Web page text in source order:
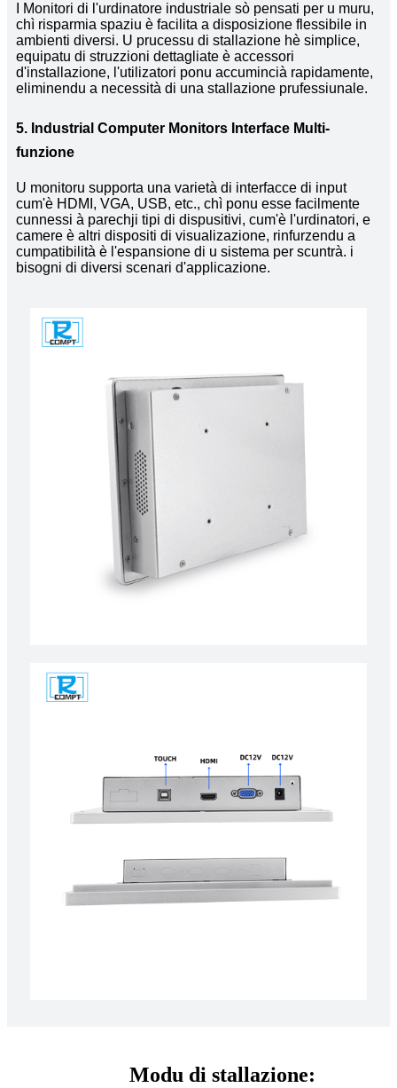
I Monitori di l'urdinatore industriale sò pensati per u muru,
chì risparmia spaziu è facilita a disposizione flessibile in
ambienti diversi. U prucessu di stallazione hè simplice,
equipatu di struzzioni dettagliate è accessori
d'installazione, l'utilizatori ponu accumincià rapidamente,
eliminendu a necessità di una stallazione prufessiunale.
5. Industrial Computer Monitors Interface Multi-
funzione
U monitoru supporta una varietà di interfacce di input
cum'è HDMI, VGA, USB, etc., chì ponu esse facilmente
cunnessi à parechji tipi di dispusitivi, cum'è l'urdinatori, e
camere è altri dispositi di visualizazione, rinfurzendu a
cumpatibilità è l'espansione di u sistema per scuntrà. i
bisogni di diversi scenari d'applicazione.
Modu di stallazione: